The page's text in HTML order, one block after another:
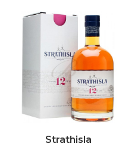
Strathisla